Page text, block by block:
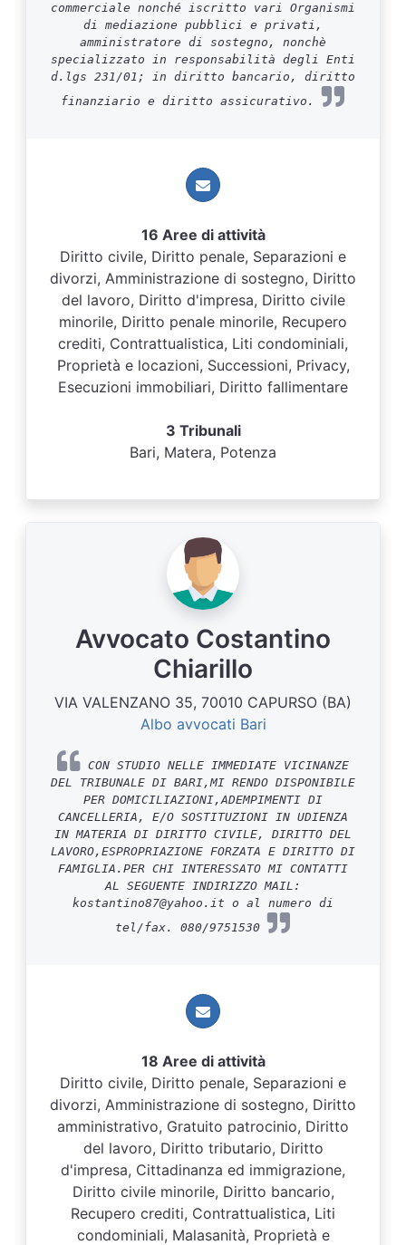
commerciale nonché iscritto vari Organismi
di mediazione pubblici e privati,
amministratore di sostegno, nonchè
specializzato in responsabilità degli Enti
d.lgs 231/01; in diritto bancario, diritto
finanziario e diritto assicurativo.
16 Aree di attività
Diritto civile, Diritto penale, Separazioni e
divorzi, Amministrazione di sostegno, Diritto
del lavoro, Diritto d'impresa, Diritto civile
minorile, Diritto penale minorile, Recupero
crediti, Contrattualistica, Liti condominiali,
Proprietà e locazioni, Successioni, Privacy,
Esecuzioni immobiliari, Diritto fallimentare
3 Tribunali
Bari, Matera, Potenza
Avvocato Costantino
Chiarillo
VIA VALENZANO 35, 70010 CAPURSO (BA)
Albo avvocati Bari
CON STUDIO NELLE IMMEDIATE VICINANZE
DEL TRIBUNALE DI BARI,MI RENDO DISPONIBILE
PER DOMICILIAZIONI,ADEMPIMENTI DI
CANCELLERIA, E/O SOSTITUZIONI IN UDIENZA
IN MATERIA DI DIRITTO CIVILE, DIRITTO DEL
LAVORO,ESPROPRIAZIONE FORZATA E DIRITTO DI
FAMIGLIA.PER CHI INTERESSATO MI CONTATTI
AL SEGUENTE INDIRIZZO MAIL:
kostantino87@yahoo.it o al numero di
tel/fax. 080/9751530
18 Aree di attività
Diritto civile, Diritto penale, Separazioni e
divorzi, Amministrazione di sostegno, Diritto
amministrativo, Gratuito patrocinio, Diritto
del lavoro, Diritto tributario, Diritto
d'impresa, Cittadinanza ed immigrazione,
Diritto civile minorile, Diritto bancario,
Recupero crediti, Contrattualistica, Liti
condominiali, Malasanità, Proprietà e